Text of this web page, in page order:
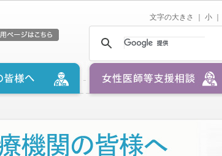
文字の大きさ ｜ 小